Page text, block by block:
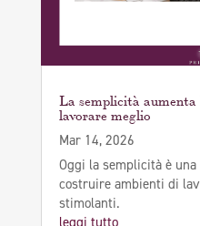
La semplicità
lavorare meglio
Mar 14, 2026
Oggi la semplicità è
costruire ambienti di
stimolanti.